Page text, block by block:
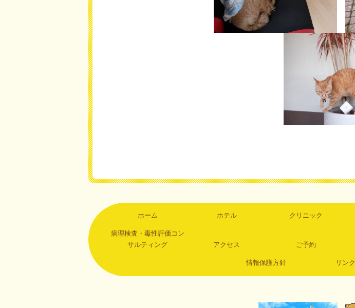
ホーム ホテル クリニック
病理検査・毒性評価コン
サルティング
アクセス ご予約
情報保護方針 リンク